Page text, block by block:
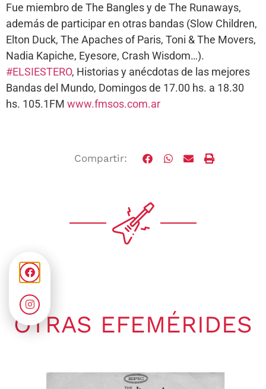
Fue miembro de The Bangles y de The Runaways,
además de participar en otras bandas (Slow Children,
Elton Duck, The Apaches of Paris, Toni & The Movers,
Nadia Kapiche, Eyesore, Crash Wisdom…).
#ELSIESTERO, Historias y anécdotas de las mejores
Bandas del Mundo, Domingos de 17.00 hs. a 18.30
hs. 105.1FM www.fmsos.com.ar
Compartir:
OTRAS EFEMÉRIDES